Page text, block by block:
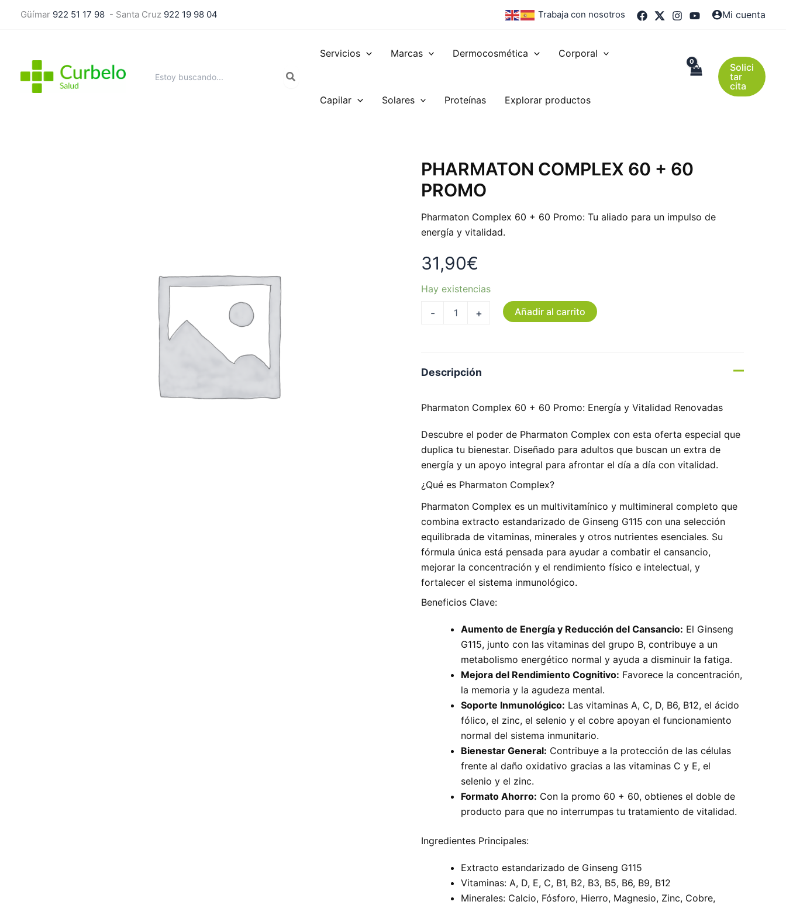
Güímar 922 51 17 98 - Santa Cruz 922 19 98 04 Trabaja con nosotros Mi cuenta
por:
Servicios Marcas Dermocosmética Corporal
Capilar Solares Proteínas Explorar productos
Solici
tar
cita
PHARMATON COMPLEX 60 + 60
PROMO
Pharmaton Complex 60 + 60 Promo: Tu aliado para un impulso de
energía y vitalidad.
31,90€
Hay existencias
-
PHARMATON
COMPLEX
60
+
PROMO
cantidad
+ Añadir al carrito
Descripción
Pharmaton Complex 60 + 60 Promo: Energía y Vitalidad Renovadas
Descubre el poder de Pharmaton Complex con esta oferta especial que
duplica tu bienestar. Diseñado para adultos que buscan un extra de
energía y un apoyo integral para afrontar el día a día con vitalidad.
¿Qué es Pharmaton Complex?
Pharmaton Complex es un multivitamínico y multimineral completo que
combina extracto estandarizado de Ginseng G115 con una selección
equilibrada de vitaminas, minerales y otros nutrientes esenciales. Su
fórmula única está pensada para ayudar a combatir el cansancio,
mejorar la concentración y el rendimiento físico e intelectual, y
fortalecer el sistema inmunológico.
Beneficios Clave:
Aumento de Energía y Reducción del Cansancio: El Ginseng
G115, junto con las vitaminas del grupo B, contribuye a un
metabolismo energético normal y ayuda a disminuir la fatiga.
Mejora del Rendimiento Cognitivo: Favorece la concentración,
la memoria y la agudeza mental.
Soporte Inmunológico: Las vitaminas A, C, D, B6, B12, el ácido
fólico, el zinc, el selenio y el cobre apoyan el funcionamiento
normal del sistema inmunitario.
Bienestar General: Contribuye a la protección de las células
frente al daño oxidativo gracias a las vitaminas C y E, el
selenio y el zinc.
Formato Ahorro: Con la promo 60 + 60, obtienes el doble de
producto para que no interrumpas tu tratamiento de vitalidad.
Ingredientes Principales:
Extracto estandarizado de Ginseng G115
Vitaminas: A, D, E, C, B1, B2, B3, B5, B6, B9, B12
Minerales: Calcio, Fósforo, Hierro, Magnesio, Zinc, Cobre,